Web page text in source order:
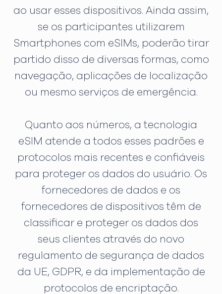
ao usar esses dispositivos. Ainda assim,
se os participantes utilizarem
Smartphones com eSIMs, poderão tirar
partido disso de diversas formas, como
navegação, aplicações de localização
ou mesmo serviços de emergência.
Quanto aos números, a tecnologia
eSIM atende a todos esses padrões e
protocolos mais recentes e confiáveis
para proteger os dados do usuário. Os
fornecedores de dados e os
fornecedores de dispositivos têm de
classificar e proteger os dados dos
seus clientes através do novo
regulamento de segurança de dados
da UE, GDPR, e da implementação de
protocolos de encriptação.